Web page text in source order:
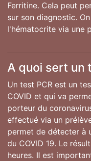
Ferritine. Cela peut
sur son diagnostic.
l'hématocrite via une
A quoi sert un
Un test PCR est un
COVID et qui va
porteur du
effectué via un
permet de détecter à
du COVID 19. Le
heures. Il est